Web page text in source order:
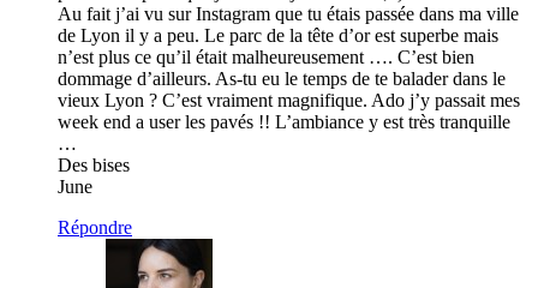
Au fait j’ai vu sur Instagram que tu étais passée dans ma ville
de Lyon il y a peu. Le parc de la tête d’or est superbe mais
n’est plus ce qu’il était malheureusement …. C’est bien
dommage d’ailleurs. As-tu eu le temps de te balader dans le
vieux Lyon ? C’est vraiment magnifique. Ado j’y passait mes
week end a user les pavés !! L’ambiance y est très tranquille
…
Des bises
June
Répondre